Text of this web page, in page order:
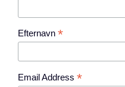
Efternavn *
Email Address *